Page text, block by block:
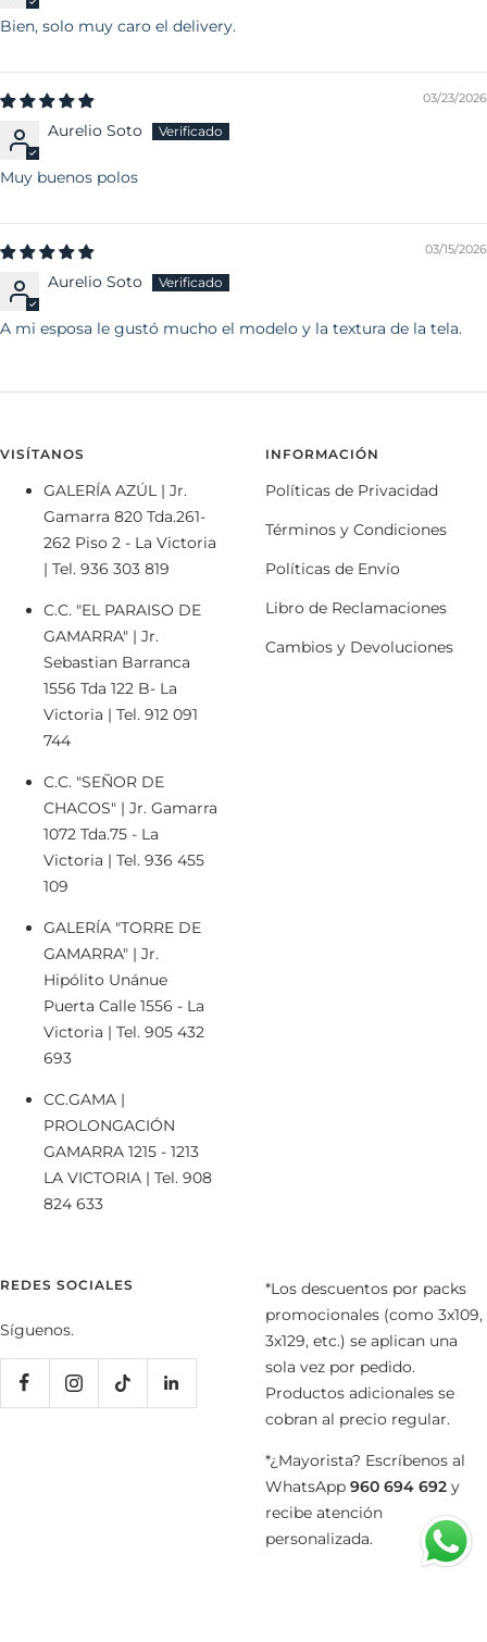
Bien, solo muy caro el delivery.
03/23/2026
Aurelio Soto
Muy buenos polos
03/15/2026
Aurelio Soto
A mi esposa le gustó mucho el modelo y la textura de la tela.
VISÍTANOS
GALERÍA AZÚL | Jr.
Gamarra 820 Tda.261-
262 Piso 2 - La Victoria
| Tel. 936 303 819
C.C. "EL PARAISO DE
GAMARRA" | Jr.
Sebastian Barranca
1556 Tda 122 B- La
Victoria | Tel. 912 091
744
C.C. "SEÑOR DE
CHACOS" | Jr. Gamarra
1072 Tda.75 - La
Victoria | Tel. 936 455
109
GALERÍA "TORRE DE
GAMARRA" | Jr.
Hipólito Unánue
Puerta Calle 1556 - La
Victoria | Tel. 905 432
693
CC.GAMA |
PROLONGACIÓN
GAMARRA 1215 - 1213
LA VICTORIA | Tel. 908
824 633
INFORMACIÓN
Políticas de Privacidad
Términos y Condiciones
Políticas de Envío
Libro de Reclamaciones
Cambios y Devoluciones
REDES SOCIALES
Síguenos.
*Los descuentos por packs
promocionales (como 3x109,
3x129, etc.) se aplican una
sola vez por pedido.
Productos adicionales se
cobran al precio regular.
*¿Mayorista? Escríbenos al
WhatsApp 960 694 692 y
recibe atención
personalizada.